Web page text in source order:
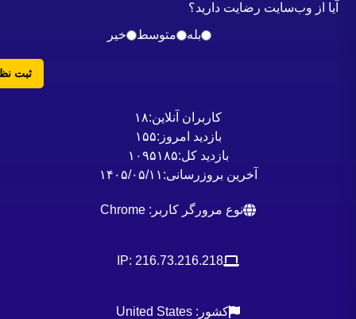
از وب‌سایت رضایت دارید؟
بله
متوسط خیر
ثبت نظر
کاربران آنلاین:۱۸
بازدید امروز: ۱۵۵
بازدید کل:۱۰۹۵۱۸۵
آخرین بروزرسانی:۱۴۰۵/۰۵/۱۱
نوع مرورگر کاربر: Chrome
IP: 216.73.216.218
کشور: United States